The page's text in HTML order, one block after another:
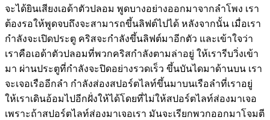
จะได้ยินเสียงเอด้าตัวปลอม พูดบางอย่างออกมาจากลำโพง เรา
ต้องรอให้พูดจบถึงจะสามารถขึ้นลิฟต์ไปได้ หลังจากนั้น เมื่อเรา
กำลังจะเปิดประตู คริสจะกำลังขึ้นลิฟต์มาอีกตัว และเข้าใจว่า
เราคือเอด้าตัวปลอมที่พวกคริสกำลังตามล่าอยู่ ให้เรารีบวิ่งเข้า
มา ผ่านประตูที่กำลังจะปิดอย่างรวดเร็ว ขึ้นบันไดมาด้านบน เรา
จะเจอเรืออีกลำ กำลังส่องสปอร์ตไลท์ขึ้นมาบนเรือลำที่เราอยู่
ให้เราเดินอ้อมไปอีกฝั่งให้ได้โดยที่ไม่ให้สปอร์ตไลท์ส่องมาเจอ
เพราะถ้าสปอร์ตไลท์ส่องมาเจอเรา มันจะเรียกพวกออกมาโจมตี